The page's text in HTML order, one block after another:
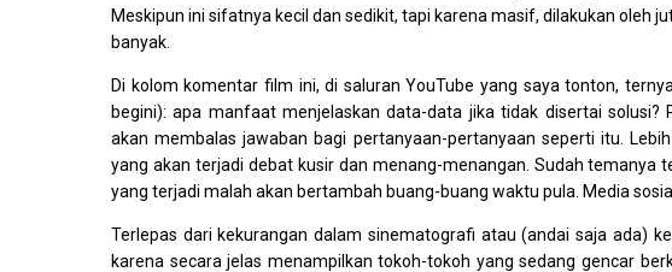
Meskipun ini sifatnya kecil dan sedikit, tapi karena masif, dilakukan oleh
banyak.
Di kolom komentar film ini, di saluran YouTube yang saya tonton,
begini): apa manfaat menjelaskan data-data jika tidak disertai solusi?
akan membalas jawaban bagi pertanyaan-pertanyaan seperti itu.
yang akan terjadi debat kusir dan menang-menangan. Sudah temanya
yang terjadi malah akan bertambah buang-buang waktu pula. Media
Terlepas dari kekurangan dalam sinematografi atau (andai saja ada)
karena secara jelas menampilkan tokoh-tokoh yang sedang gencar